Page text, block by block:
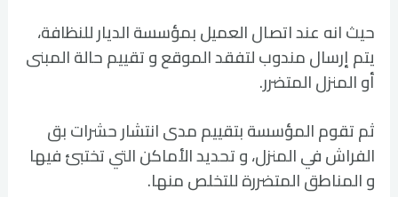
حيث انه عند اتصال العميل بمؤسسة الديار للنظافة،
يتم إرسال مندوب لتفقد الموقع و تقييم حالة المبنى
أو المنزل المتضرر.
ثم تقوم المؤسسة بتقييم مدى انتشار حشرات بق
الفراش في المنزل، و تحديد الأماكن التي تختبئ فيها
و المناطق المتضررة للتخلص منها.